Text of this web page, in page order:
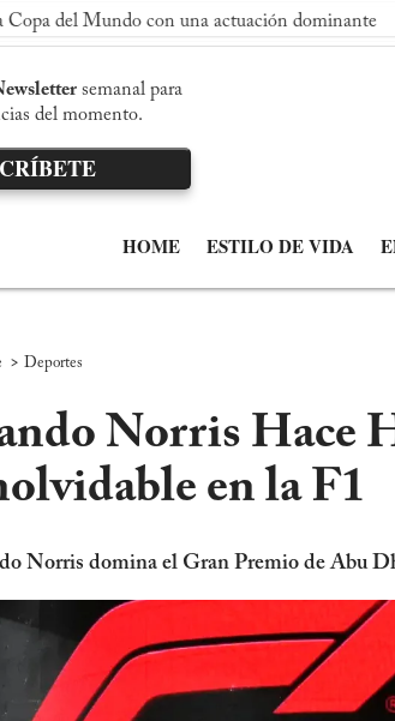
con una actuación dominante
semanal para
del momento.
HOME ESTILO DE VIDA
> Deportes
Norris Hace
en la F1
Norris domina el Gran Premio de Abu